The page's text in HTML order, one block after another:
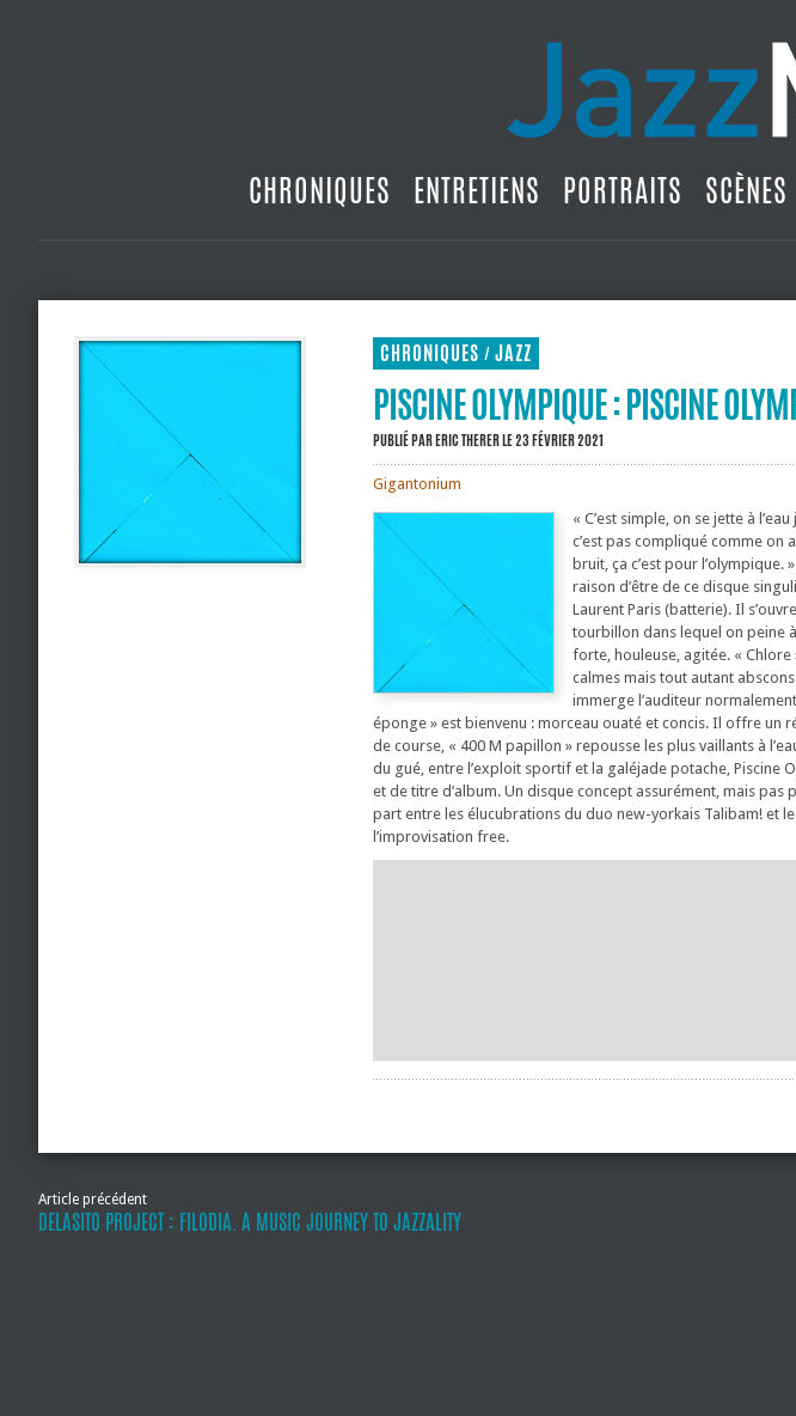
CHRONIQUES ENTRETIENS PORTRAITS SCÈNES
CHRONIQUES / JAZZ
PISCINE OLYMPIQUE : PISCINE
PUBLIÉ PARERIC THERERLE 23 FÉVRIER 2021
Gigantonium
« C’est simple, on se jette à
c’est pas compliqué comme on
bruit, ça c’est pour l’olympique.
raison d’être de ce disque
Laurent Paris (batterie). Il
tourbillon dans lequel on peine
forte, houleuse, agitée. «
calmes mais tout autant
immerge l’auditeur
éponge » est bienvenu : morceau ouaté et concis. Il offre un
de course, « 400 M papillon » repousse les plus vaillants à
du gué, entre l’exploit sportif et la galéjade potache, Piscine
et de titre d’album. Un disque concept assurément, mais
part entre les élucubrations du duo new-yorkais Talibam! et
l’improvisation free.
Article précédent
DELASITO PROJECT : FILODIA. A MUSIC JOURNEY TO JAZZALITY